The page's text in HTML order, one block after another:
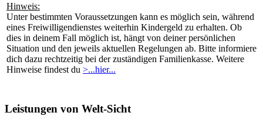
Hinweis:
Unter bestimmten Voraussetzungen kann es möglich sein, während
eines Freiwilligendienstes weiterhin Kindergeld zu erhalten. Ob
dies in deinem Fall möglich ist, hängt von deiner persönlichen
Situation und den jeweils aktuellen Regelungen ab. Bitte informiere
dich dazu rechtzeitig bei der zuständigen Familienkasse. Weitere
Hinweise findest du >...hier...
Leistungen von Welt-Sicht